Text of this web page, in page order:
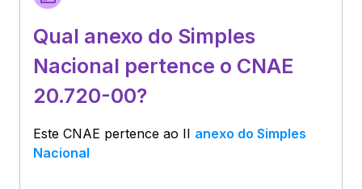
Qual anexo do Simples
Nacional pertence o CNAE
20.720-00?
Este CNAE pertence ao II anexo do Simples
Nacional